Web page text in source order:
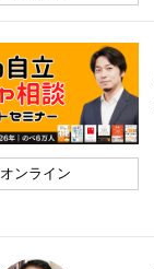
オンライン